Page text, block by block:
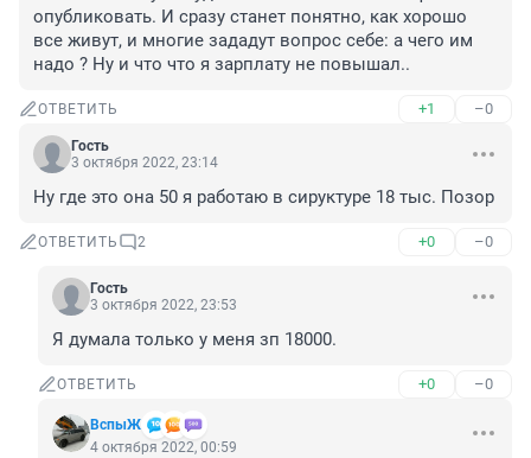
опубликовать. И сразу станет понятно, как хорошо
все живут, и многие зададут вопрос себе: а чего им
надо ? Ну и что что я зарплату не повышал..
ОТВЕТИТЬ +1 –0
Гость
3 октября 2022, 23:14
Ну где это она 50 я работаю в сируктуре 18 тыс. Позор
ОТВЕТИТЬ 2 +0 –0
Гость
3 октября 2022, 23:53
Я думала только у меня зп 18000.
ОТВЕТИТЬ +0 –0
ВспыЖ
4 октября 2022, 00:59